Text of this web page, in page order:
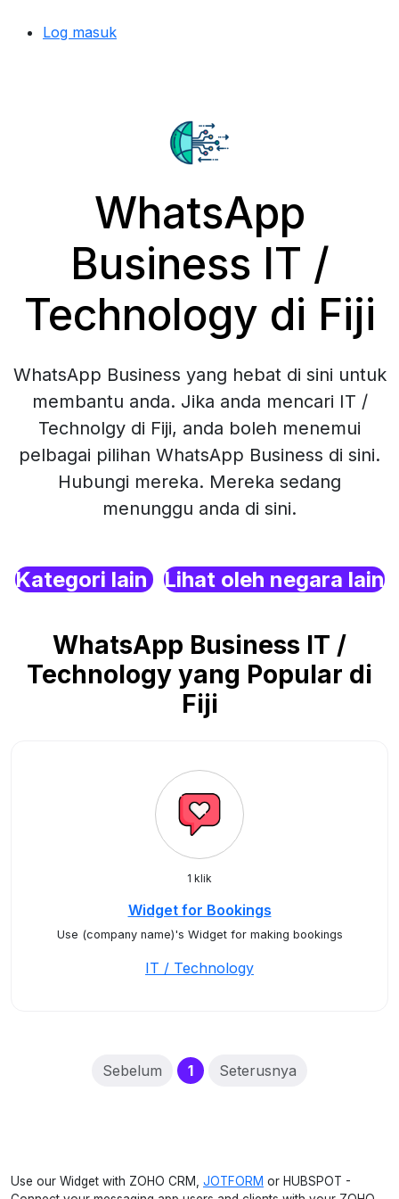
Log masuk
WhatsApp
Business IT /
Technology di Fiji
WhatsApp Business yang hebat di sini untuk
membantu anda. Jika anda mencari IT /
Technolgy di Fiji, anda boleh menemui
pelbagai pilihan WhatsApp Business di sini.
Hubungi mereka. Mereka sedang
menunggu anda di sini.
Kategori lain Lihat oleh negara lain
WhatsApp Business IT /
Technology yang Popular di
Fiji
1 klik
Widget for Bookings
Use (company name)'s Widget for making bookings
IT / Technology
Sebelum 1(current)
Seterusnya
Use our Widget with ZOHO CRM, JOTFORM or HUBSPOT -